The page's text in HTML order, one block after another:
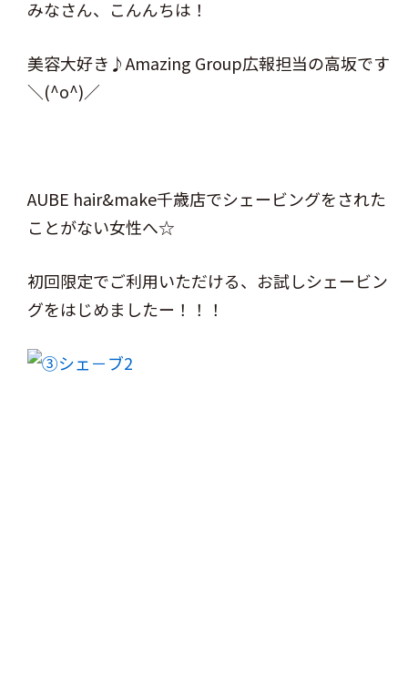
みなさん、こんんちは！
美容大好き♪Amazing Group広報担当の高坂です
＼(^o^)／
AUBE hair&make千歳店でシェービングをされた
ことがない女性へ☆
初回限定でご利用いただける、お試しシェービン
グをはじめましたー！！！